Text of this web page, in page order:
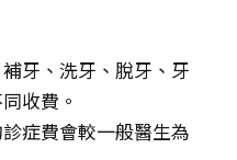
牙、洗牙、脫牙、牙
收費。
症費會較一般醫生為